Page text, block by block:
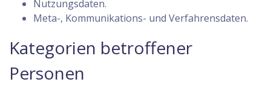
Nutzungsdaten.
Meta-, Kommunikations- und Verfahrensdaten.
Kategorien betroffener
Personen